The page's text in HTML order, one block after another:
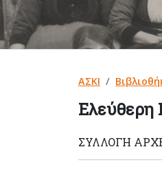
ΑΣΚΙ
Ελεύθερη
ΣΥΛΛΟΓΉ